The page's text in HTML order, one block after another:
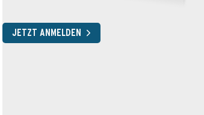
JETZT ANMELDEN